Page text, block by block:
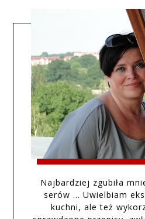
Najbardziej zgubiła
serów … Uwielbiam
kuchni, ale też